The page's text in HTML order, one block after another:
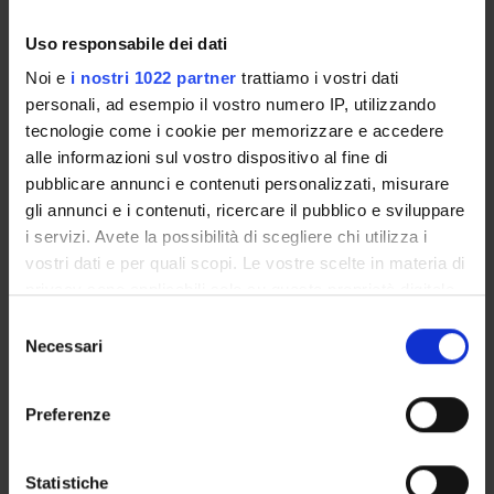
Uso responsabile dei dati
Noi e i nostri 1022 partner trattiamo i vostri dati
personali, ad esempio il vostro numero IP, utilizzando
tecnologie come i cookie per memorizzare e accedere
alle informazioni sul vostro dispositivo al fine di
pubblicare annunci e contenuti personalizzati, misurare
gli annunci e i contenuti, ricercare il pubblico e sviluppare
i servizi. Avete la possibilità di scegliere chi utilizza i
vostri dati e per quali scopi. Le vostre scelte in materia di
modificare o revocare il proprio consenso in qualsiasi
momento dalla Dichiarazione sui cookie o facendo clic
raccogliere informazioni sulla tua posizione
delNecessari
Preferenze
Statistiche
Overview
Enrolment Policy
Degree Programme
Courses
Notices
Governing bodies
STUDYING
People